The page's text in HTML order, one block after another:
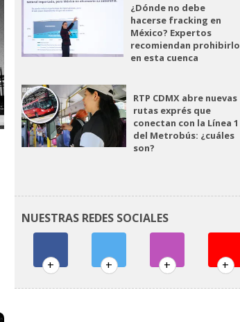
¿Dónde no debe
hacerse fracking en
México? Expertos
recomiendan prohibirlo
en esta cuenca
RTP CDMX abre nuevas
rutas exprés que
conectan con la Línea 1
del Metrobús: ¿cuáles
son?
NUESTRAS REDES SOCIALES
+ + + +